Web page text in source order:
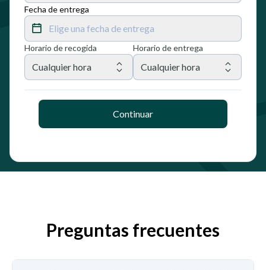
Fecha de entrega
Elige una fecha de entrega
Horario de recogida
Cualquier hora
Horario de entrega
Cualquier hora
Continuar
Preguntas frecuentes